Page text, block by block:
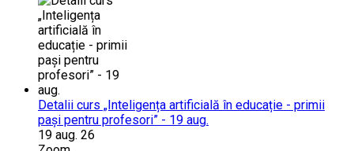
Detalii curs „Inteligența artificială în educație - primii
pași pentru profesori” - 19 aug.
19 aug. 26